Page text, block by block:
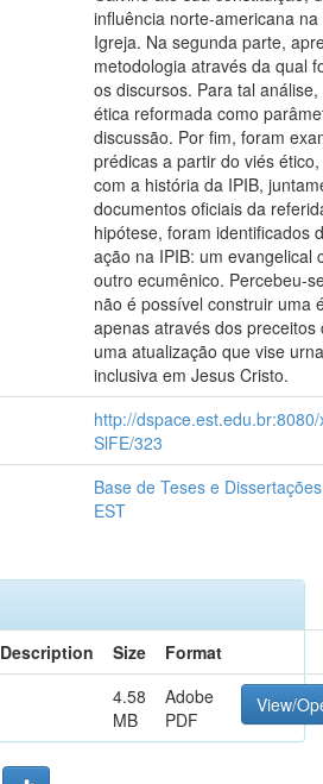
influência norte-americana
Igreja. Na segunda parte,
metodologia através da qual
os discursos. Para tal
ética reformada como
discussão. Por fim, foram
prédicas a partir do viés
com a história da IPIB,
documentos oficiais da
hipótese, foram identificados
ação na IPIB: um evangelical
outro ecumênico. Percebeu-
não é possível construir uma
apenas através dos preceitos
uma atualização que vise
inclusiva em Jesus Cristo.
http://
SlFE/323
Base de Teses e
EST
Description Size
Format
4.58
MB
Adobe
PDF
View/